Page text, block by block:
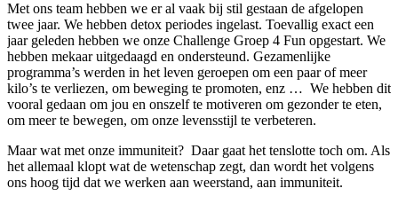
Met ons team hebben we er al vaak bij stil gestaan de afgelopen
twee jaar. We hebben detox periodes ingelast. Toevallig exact een
jaar geleden hebben we onze Challenge Groep 4 Fun opgestart. We
hebben mekaar uitgedaagd en ondersteund. Gezamenlijke
programma’s werden in het leven geroepen om een paar of meer
kilo’s te verliezen, om beweging te promoten, enz … We hebben dit
vooral gedaan om jou en onszelf te motiveren om gezonder te eten,
om meer te bewegen, om onze levensstijl te verbeteren.
Maar wat met onze immuniteit? Daar gaat het tenslotte toch om. Als
het allemaal klopt wat de wetenschap zegt, dan wordt het volgens
ons hoog tijd dat we werken aan weerstand, aan immuniteit.